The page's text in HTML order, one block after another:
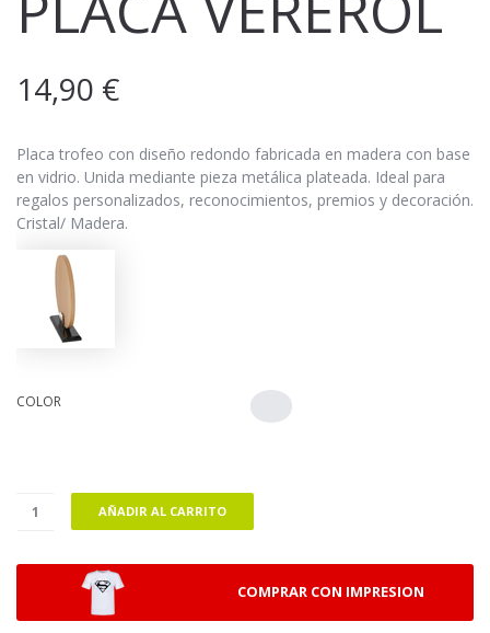
14,90 €
Placa trofeo con diseño redondo fabricada en madera con base
en vidrio. Unida mediante pieza metálica plateada. Ideal para
regalos personalizados, reconocimientos, premios y decoración.
Cristal/ Madera.
COLOR
AÑADIR AL CARRITO
COMPRAR CON IMPRESION